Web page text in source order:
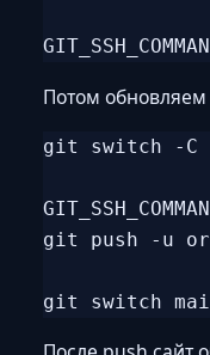
Потом обновляем
git switch -C
git push -u